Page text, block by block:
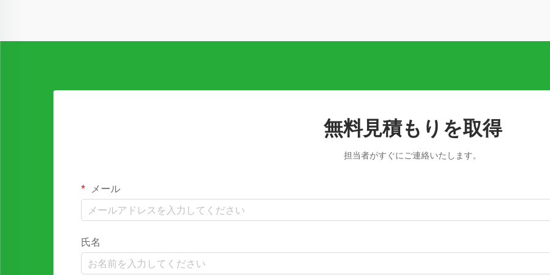
無料見積もりを取得
担当者がすぐにご連絡いたします。
メール
氏名